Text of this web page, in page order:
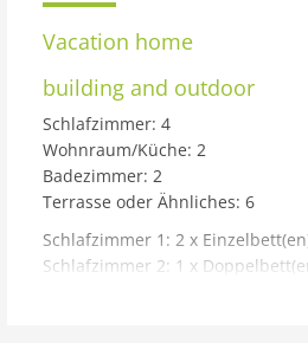
Vacation home
building and outdoor
Schlafzimmer: 4
Wohnraum/Küche: 2
Badezimmer: 2
Terrasse oder Ähnliches: 6
Schlafzimmer 1: 2 x
Schlafzimmer 2: 1 x